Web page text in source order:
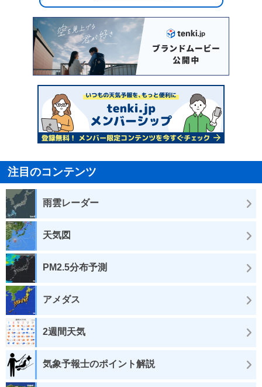
注目のコンテンツ
雨雲レーダー
天気図
PM2.5分布予測
アメダス
2週間天気
気象予報士のポイント解説